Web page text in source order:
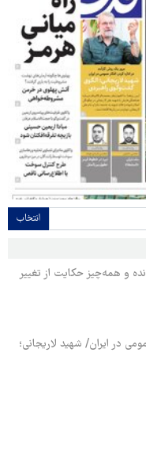
انتخاب
و همه‌چیز حکایت از تغییر
در ایران/ شهید لاریجانی؛